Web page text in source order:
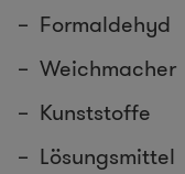
Formaldehyd
Weichmacher
Kunststoffe
Lösungsmittel